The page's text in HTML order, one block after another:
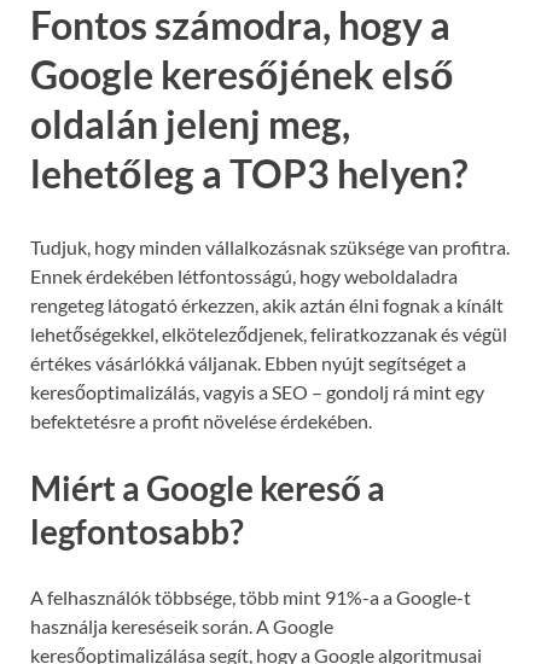
Fontos számodra, hogy a
Google keresőjének első
oldalán jelenj meg,
lehetőleg a TOP3 helyen?
Tudjuk, hogy minden vállalkozásnak szüksége van profitra.
Ennek érdekében létfontosságú, hogy weboldaladra
rengeteg látogató érkezzen, akik aztán élni fognak a kínált
lehetőségekkel, elköteleződjenek, feliratkozzanak és végül
értékes vásárlókká váljanak. Ebben nyújt segítséget a
keresőoptimalizálás, vagyis a SEO – gondolj rá mint egy
befektetésre a profit növelése érdekében.
Miért a Google kereső a
legfontosabb?
A felhasználók többsége, több mint 91%-a a Google-t
használja kereséseik során. A Google
keresőoptimalizálása segít, hogy a Google algoritmusai